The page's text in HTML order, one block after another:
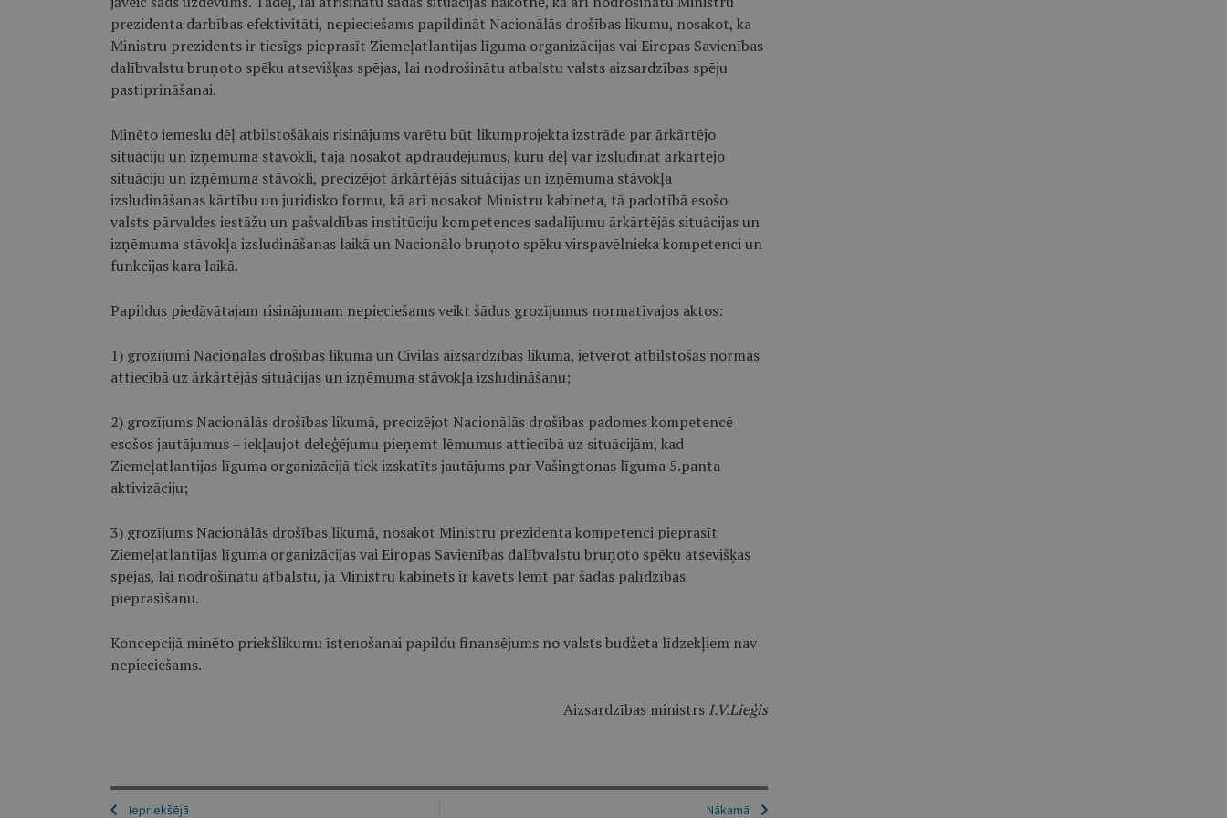
prezidenta darbības efektivitāti, nepieciešams papildināt Nacionālās drošības likumu, nosakot, ka
Ministru prezidents ir tiesīgs pieprasīt Ziemeļatlantijas līguma organizācijas vai Eiropas Savienības
dalībvalstu bruņoto spēku atsevišķas spējas, lai nodrošinātu atbalstu valsts aizsardzības spēju
pastiprināšanai.
Minēto iemeslu dēļ atbilstošākais risinājums varētu būt likumprojekta izstrāde par ārkārtējo
situāciju un izņēmuma stāvokli, tajā nosakot apdraudējumus, kuru dēļ var izsludināt ārkārtējo
situāciju un izņēmuma stāvokli, precizējot ārkārtējās situācijas un izņēmuma stāvokļa
izsludināšanas kārtību un juridisko formu, kā arī nosakot Ministru kabineta, tā padotībā esošo
valsts pārvaldes iestāžu un pašvaldības institūciju kompetences sadalījumu ārkārtējās situācijas un
izņēmuma stāvokļa izsludināšanas laikā un Nacionālo bruņoto spēku virspavēlnieka kompetenci un
funkcijas kara laikā.
Papildus piedāvātajam risinājumam nepieciešams veikt šādus grozījumus normatīvajos aktos:
1) grozījumi Nacionālās drošības likumā un Civilās aizsardzības likumā, ietverot atbilstošās normas
attiecībā uz ārkārtējās situācijas un izņēmuma stāvokļa izsludināšanu;
2) grozījums Nacionālās drošības likumā, precizējot Nacionālās drošības padomes kompetencē
esošos jautājumus – iekļaujot deleģējumu pieņemt lēmumus attiecībā uz situācijām, kad
Ziemeļatlantijas līguma organizācijā tiek izskatīts jautājums par Vašingtonas līguma 5.panta
aktivizāciju;
3) grozījums Nacionālās drošības likumā, nosakot Ministru prezidenta kompetenci pieprasīt
Ziemeļatlantijas līguma organizācijas vai Eiropas Savienības dalībvalstu bruņoto spēku atsevišķas
spējas, lai nodrošinātu atbalstu, ja Ministru kabinets ir kavēts lemt par šādas palīdzības
pieprasīšanu.
Koncepcijā minēto priekšlikumu īstenošanai papildu finansējums no valsts budžeta līdzekļiem nav
nepieciešams.
Aizsardzības ministrs I.V.Lieģis
Iepriekšējā Nākamā